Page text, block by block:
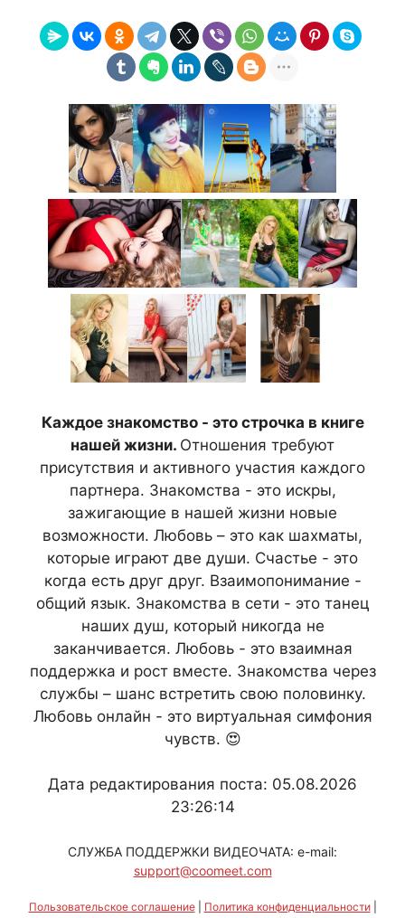
Каждое знакомство - это строчка в книге
нашей жизни. Отношения требуют
присутствия и активного участия каждого
партнера. Знакомства - это искры,
зажигающие в нашей жизни новые
возможности. Любовь – это как шахматы,
которые играют две души. Счастье - это
когда есть друг друг. Взаимопонимание -
общий язык. Знакомства в сети - это танец
наших душ, который никогда не
заканчивается. Любовь - это взаимная
поддержка и рост вместе. Знакомства через
службы – шанс встретить свою половинку.
Любовь онлайн - это виртуальная симфония
чувств. 😍
Дата редактирования поста: 05.08.2026
23:26:14
СЛУЖБА ПОДДЕРЖКИ ВИДЕОЧАТА: e-mail:
support@coomeet.com
Пользовательское соглашение| Политика конфиденциальности|